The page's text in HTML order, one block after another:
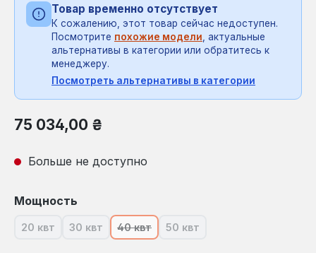
Товар временно отсутствует
К сожалению, этот товар сейчас недоступен.
Посмотрите похожие модели, актуальные
альтернативы в категории или обратитесь к
менеджеру.
Посмотреть альтернативы в категории
Обычная цена:
75 034,00 ₴
Больше не доступно
Выберите
Мощность
20 квт(В настоящее время эта опция недоступна.)
30 квт(В настоящее время эта опция недоступна.)
40 квт(В настоящее время эта опция
50 квт(В настоящее время эта